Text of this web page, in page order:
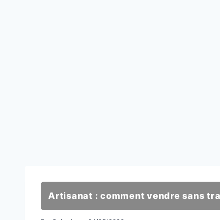
Artisanat : comment vendre sans